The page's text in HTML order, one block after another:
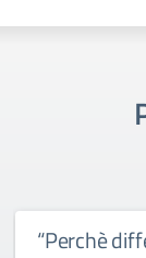
“Perchè